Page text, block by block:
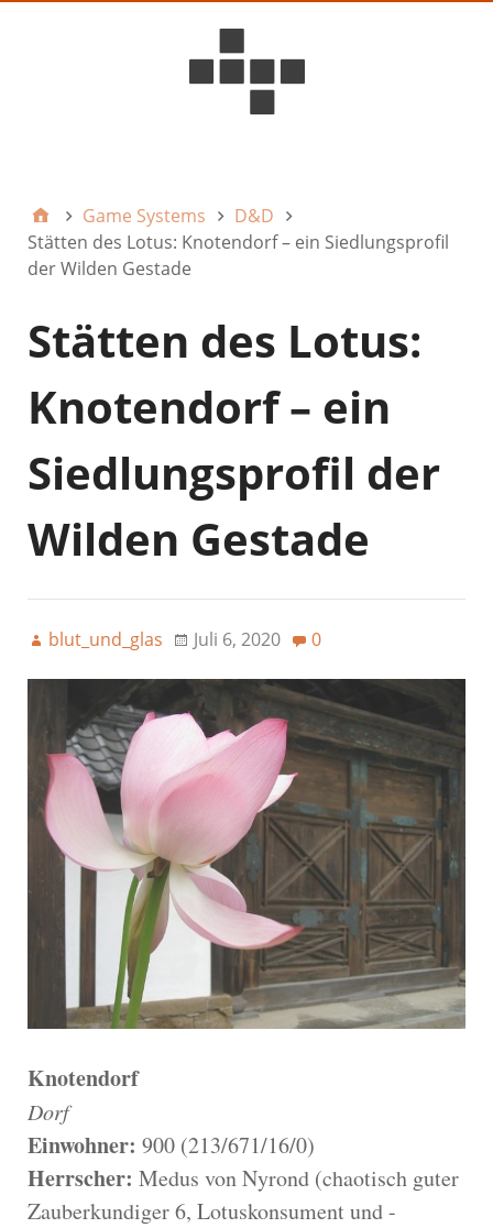
Game Systems
D&D
Stätten des Lotus: Knotendorf – ein Siedlungsprofil
der Wilden Gestade
Stätten des Lotus:
Knotendorf – ein
Siedlungsprofil der
Wilden Gestade
blut_und_glas Juli 6, 2020 0
Knotendorf
Dorf
Einwohner: 900 (213/671/16/0)
Herrscher: Medus von Nyrond (chaotisch guter
Zauberkundiger 6, Lotuskonsument und -